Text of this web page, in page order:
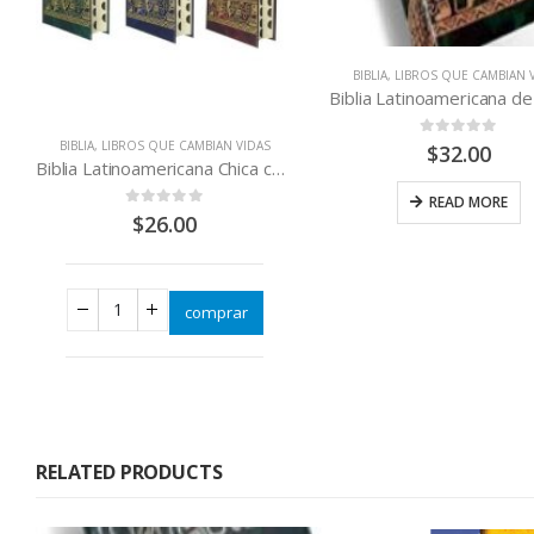
BIBLIA, LIBROS QUE CAMBIAN VIDAS
Biblia Latinoamericana Chica con separadores
out of 5
$26.00
comprar
BIBLIA, LIBROS QUE CAMBIAN
out of 5
$32.00
READ MORE
RELATED PRODUCTS